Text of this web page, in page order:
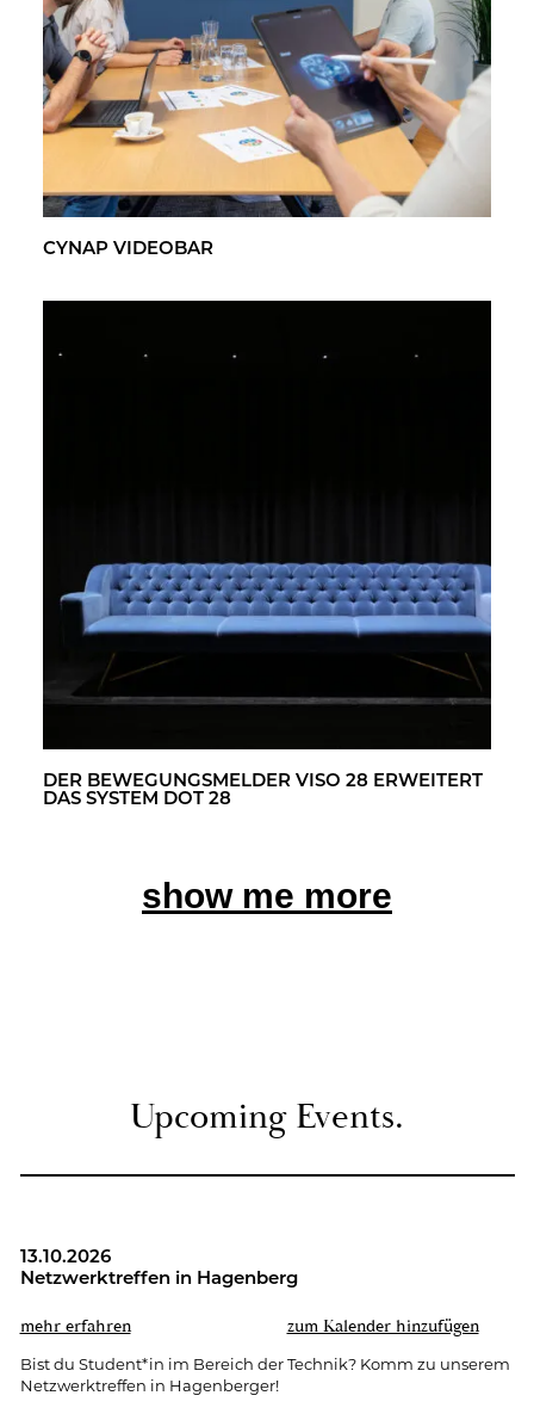
CYNAP VI­DEO­BAR
DER BE­WE­GUNGS­MEL­DER VISO 28 ER­WEI­TERT
DAS SYS­TEM DOT 28
show me more
Up­co­ming Events.
13.10.2026
Netz­werk­tref­fen in Ha­gen­berg
mehr er­fah­ren zum Ka­len­der hin­zu­fü­gen
Bist du Stu­dent*in im Be­reich der Tech­nik? Komm zu un­se­rem
Netz­werk­tref­fen in Ha­gen­ber­ger!